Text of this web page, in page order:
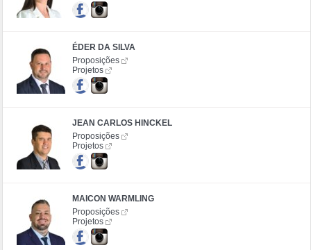
ÉDER DA SILVA
Proposições
Projetos
JEAN CARLOS HINCKEL
Proposições
Projetos
MAICON WARMLING
Proposições
Projetos